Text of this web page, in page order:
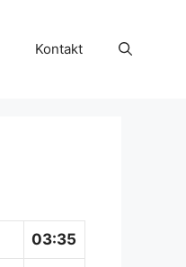
Kontakt
03:35